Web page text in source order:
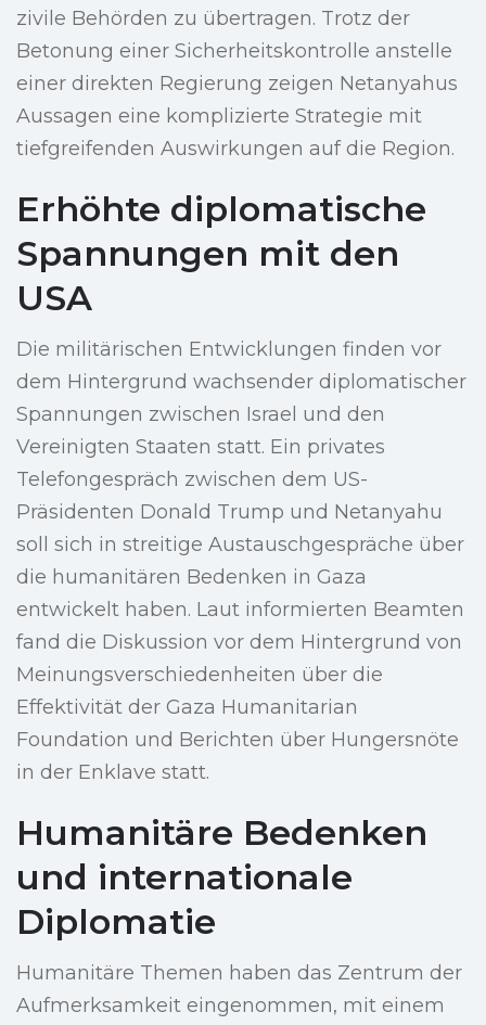
zivile Behörden zu übertragen. Trotz der
Betonung einer Sicherheitskontrolle anstelle
einer direkten Regierung zeigen Netanyahus
Aussagen eine komplizierte Strategie mit
tiefgreifenden Auswirkungen auf die Region.
Erhöhte diplomatische
Spannungen mit den
USA
Die militärischen Entwicklungen finden vor
dem Hintergrund wachsender diplomatischer
Spannungen zwischen Israel und den
Vereinigten Staaten statt. Ein privates
Telefongespräch zwischen dem US-
Präsidenten Donald Trump und Netanyahu
soll sich in streitige Austauschgespräche über
die humanitären Bedenken in Gaza
entwickelt haben. Laut informierten Beamten
fand die Diskussion vor dem Hintergrund von
Meinungsverschiedenheiten über die
Effektivität der Gaza Humanitarian
Foundation und Berichten über Hungersnöte
in der Enklave statt.
Humanitäre Bedenken
und internationale
Diplomatie
Humanitäre Themen haben das Zentrum der
Aufmerksamkeit eingenommen, mit einem